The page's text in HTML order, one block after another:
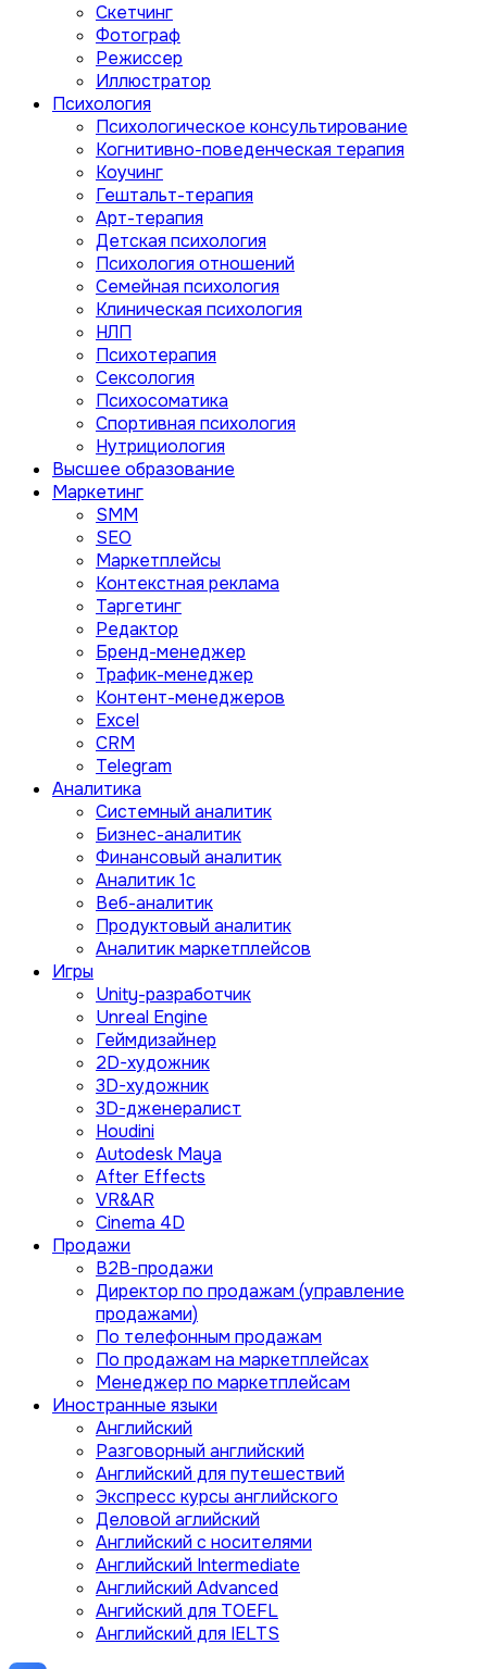
Скетчинг
Фотограф
Режиссер
Иллюстратор
Психология
Психологическое консультирование
Когнитивно-поведенческая терапия
Коучинг
Гештальт-терапия
Арт-терапия
Детская психология
Психология отношений
Семейная психология
Клиническая психология
НЛП
Психотерапия
Сексология
Психосоматика
Спортивная психология
Нутрициология
Высшее образование
Маркетинг
SMM
SEO
Маркетплейсы
Контекстная реклама
Таргетинг
Редактор
Бренд-менеджер
Трафик-менеджер
Контент-менеджеров
Excel
CRM
Telegram
Аналитика
Системный аналитик
Бизнес-аналитик
Финансовый аналитик
Aналитик 1с
Веб-аналитик
Продуктовый аналитик
Аналитик маркетплейсов
Игры
Unity-разработчик
Unreal Engine
Геймдизайнер
2D-художник
3D-художник
3D-дженералист
Houdini
Autodesk Maya
After Effects
VR&AR
Cinema 4D
Продажи
B2B-продажи
Директор по продажам (управление
продажами)
По телефонным продажам
По продажам на маркетплейсах
Менеджер по маркетплейсам
Иностранные языки
Английский
Разговорный английский
Английский для путешествий
Экспресс курсы английского
Деловой аглийский
Английский с носителями
Английский Intermediate
Английский Advanced
Ангийский для TOEFL
Английский для IELTS